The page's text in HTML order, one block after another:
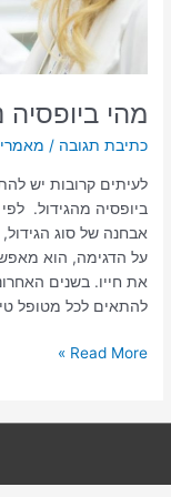
מהי ביופסיה
כתיבת תגובה /
לעיתים קרובות יש
ביופסיה מהגידול.
אבחנה של סוג הגידול,
על הדגימה, הוא
את חייו. בשנים
להתאים לכל מטופל
Read More »